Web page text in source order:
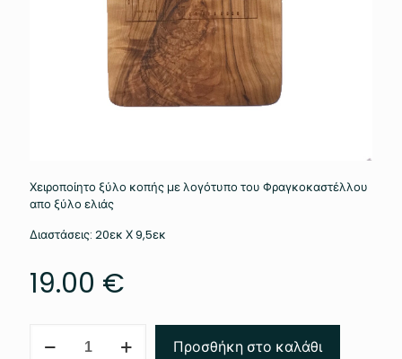
Χειροποίητο ξύλο κοπής με λογότυπο του Φραγκοκαστέλλου
απο ξύλο ελιάς
Διαστάσεις: 20εκ Χ 9,5εκ
19.00 €
Κοπής
Προσθήκη στο καλάθι